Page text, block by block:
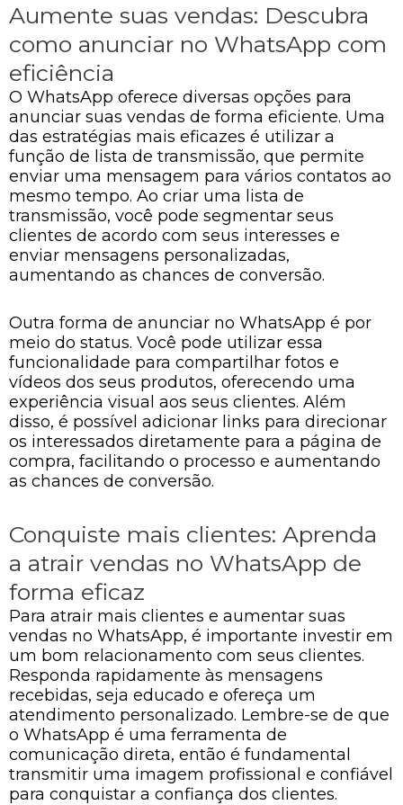
Aumente suas vendas: Descubra
como anunciar no WhatsApp com
eficiência
O WhatsApp oferece diversas opções para
anunciar suas vendas de forma eficiente. Uma
das estratégias mais eficazes é utilizar a
função de lista de transmissão, que permite
enviar uma mensagem para vários contatos ao
mesmo tempo. Ao criar uma lista de
transmissão, você pode segmentar seus
clientes de acordo com seus interesses e
enviar mensagens personalizadas,
aumentando as chances de conversão.
Outra forma de anunciar no WhatsApp é por
meio do status. Você pode utilizar essa
funcionalidade para compartilhar fotos e
vídeos dos seus produtos, oferecendo uma
experiência visual aos seus clientes. Além
disso, é possível adicionar links para direcionar
os interessados diretamente para a página de
compra, facilitando o processo e aumentando
as chances de conversão.
Conquiste mais clientes: Aprenda
a atrair vendas no WhatsApp de
forma eficaz
Para atrair mais clientes e aumentar suas
vendas no WhatsApp, é importante investir em
um bom relacionamento com seus clientes.
Responda rapidamente às mensagens
recebidas, seja educado e ofereça um
atendimento personalizado. Lembre-se de que
o WhatsApp é uma ferramenta de
comunicação direta, então é fundamental
transmitir uma imagem profissional e confiável
para conquistar a confiança dos clientes.